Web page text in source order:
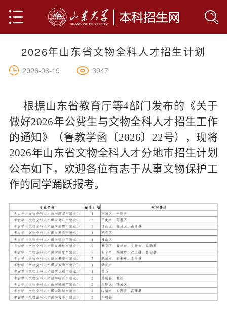
首页
学院设置
专业介绍
全部
人文科学
基础科学
信息科学
工程科学
齐鲁医学院
人才培养
网上报名
联系我们
2026年山东省文物全科人才招生计划
2026-06-19 3947
根据山东省教育厅等4部门发布的《关于
做好2026年公费生与文物全科人才招生工作
的通知》（鲁教学函〔2026〕22号），现将
2026年山东省文物全科人才分地市招生计划
公布如下，欢迎各位有志于从事文物保护工
作的同学踊跃报考。